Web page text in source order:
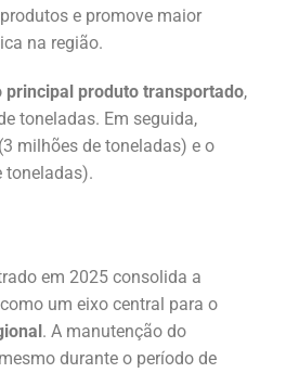
e promove maior
na região.
principal produto transportado,
toneladas. Em seguida,
milhões de toneladas) e o
toneladas).
em 2025 consolida a
um eixo central para o
. A manutenção do
durante o período de